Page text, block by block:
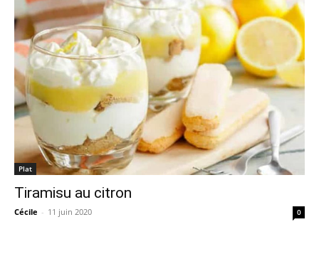
Plat
Tiramisu au citron
Cécile - 11 juin 2020 0